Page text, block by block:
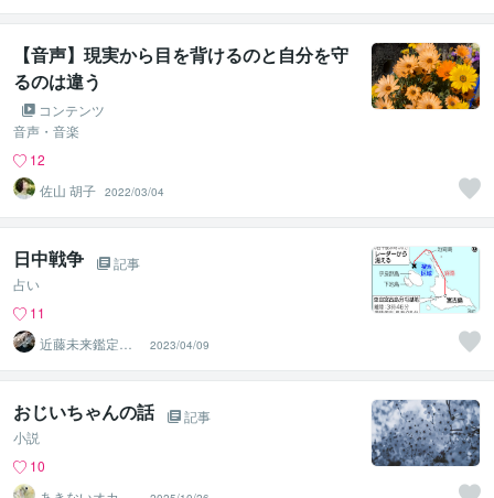
【音声】現実から目を背けるのと自分を守
るのは違う
コンテンツ
音声・音楽
12
佐山 胡子 2022/03/04
日中戦争
記事
占い
11
近藤未来鑑定
近藤 光 【移転
済】
2023/04/09
おじいちゃんの話
記事
小説
10